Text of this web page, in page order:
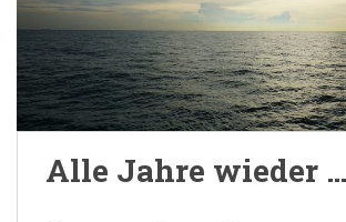
Alle Jahre wieder …